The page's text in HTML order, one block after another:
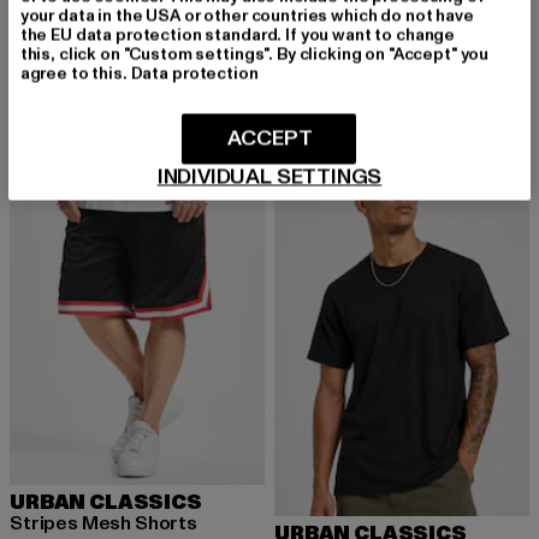
12,99 EUR
Derzeitiger Preis: 12,99 EUR
19,99 EURAktionspreis: 19,99 EURURBAN CLASSICS
Blank
29,99 EUR
Derzeitiger Preis: 29,99 EUR
49,99 EURAktionspreis:
URBAN CLASSICS
Stripes Mesh Shorts
NEU -50%
URBAN CLASSICS
your data in the USA or other countries which do not have
the EU data protection standard. If you want to change
this, click on "Custom settings". By clicking on "Accept" you
agree to this. Data protection
INDIVIDUAL SETTINGS
ACCEPT